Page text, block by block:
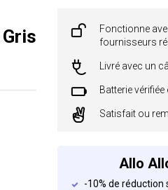
Fonctionne
fournisseurs
Livré avec un
Batterie vérifiée
Satisfait ou
Allo
-10% de